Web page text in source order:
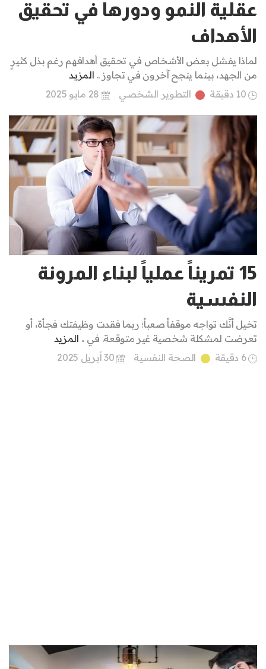
عقلية النمو ودورها في تحقيق
الأهداف
لماذا يفشل بعض الأشخاص في تحقيق أهدافهم رغم بذل كثيرٍ
من الجهد، بينما ينجح آخرون في تجاوز .. المزيد
10 دقيقة
التطوير الشخصي
15 تمريناً عملياً لبناء المرونة
النفسية
تخيل أنَّك تواجه موقفاً صعباً؛ ربما فقدت وظيفتك فجأة، أو
تعرضت لمشكلة شخصية غير متوقعة. في .. المزيد
6 دقيقة
الصحة النفسية